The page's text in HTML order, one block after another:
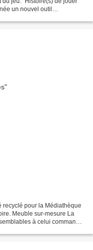
un nouvel outil
recyclé pour la Médiathèque
Meuble sur-mesure La
à celui commandé